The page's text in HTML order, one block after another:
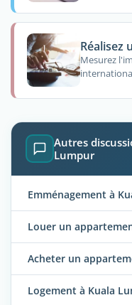
Réalisez
Mesurez
Autres
Lumpur
Emménagement à
Louer un
Acheter un
Logement à Kuala